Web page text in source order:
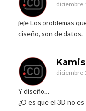
diciembre
jeje Los problemas
diseño, son de datos.
diciembre
Y diseño…
¿O es que el 3D no es